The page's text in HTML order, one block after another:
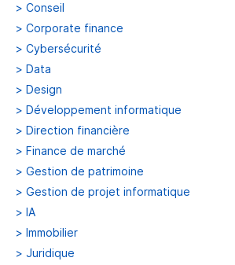
> Conseil
> Corporate finance
> Cybersécurité
> Data
> Design
> Développement informatique
> Direction financière
> Finance de marché
> Gestion de patrimoine
> Gestion de projet informatique
> IA
> Immobilier
> Juridique